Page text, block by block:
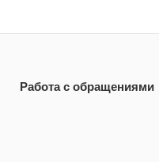
Работа с обращениями